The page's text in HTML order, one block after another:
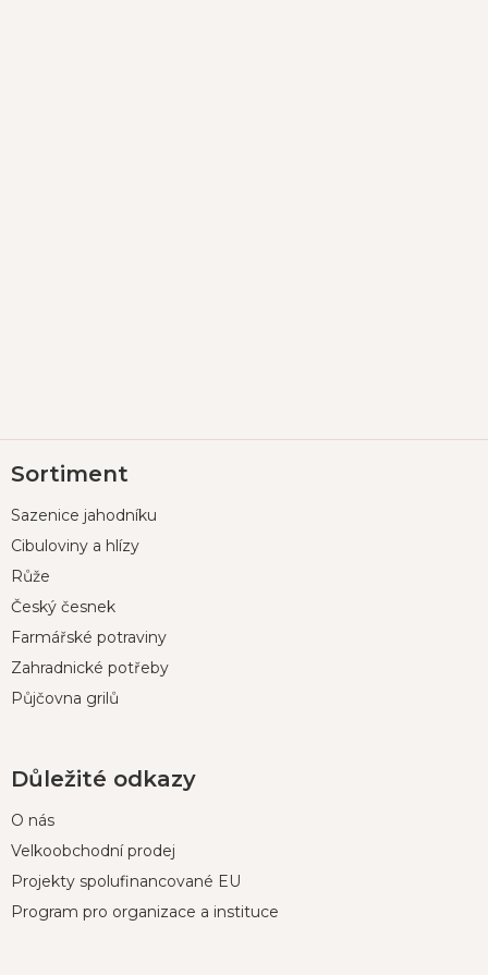
á
a
Sortiment
Sazenice jahodníku
Cibuloviny a hlízy
Růže
Český česnek
Farmářské potraviny
Zahradnické potřeby
Půjčovna grilů
Důležité odkazy
O nás
Velkoobchodní prodej
Projekty spolufinancované EU
Program pro organizace a instituce